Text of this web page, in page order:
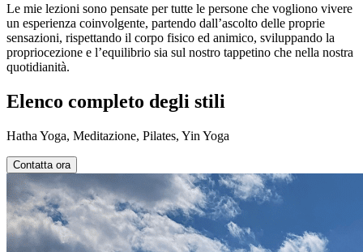
Le mie lezioni sono pensate per tutte le persone che vogliono vivere
un esperienza coinvolgente, partendo dall’ascolto delle proprie
sensazioni, rispettando il corpo fisico ed animico, sviluppando la
propriocezione e l’equilibrio sia sul nostro tappetino che nella nostra
quotidianità.
Elenco completo degli stili
Hatha Yoga, Meditazione, Pilates, Yin Yoga
Contatta ora